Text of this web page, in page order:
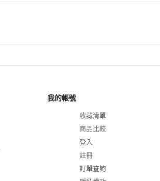
我的帳號
收藏清單
商品比較
登入
註冊
訂單查詢